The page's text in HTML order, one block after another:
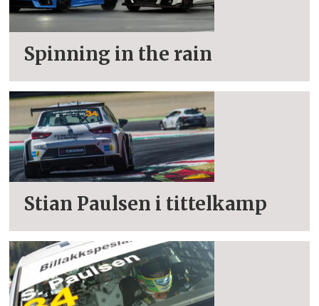
Spinning in the rain
Stian Paulsen i tittelkamp